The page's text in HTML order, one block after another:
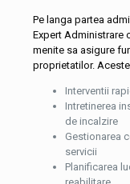
Pe langa partea
Expert Administrare
menite sa asigure
proprietatilor.
Interventii
Intretinerea
de incalzire
Gestionarea
servicii
Planificarea